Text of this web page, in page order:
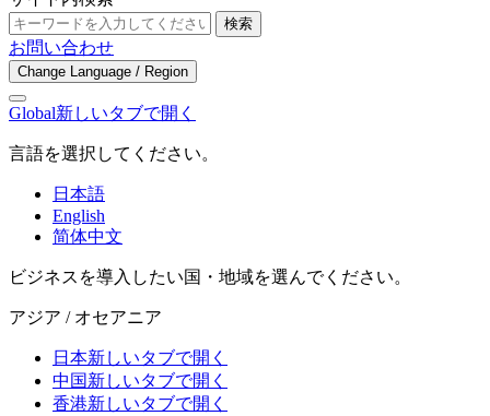
検索
お問い合わせ
Change Language / Region
Global新しいタブで開く
言語を選択してください。
日本語
English
简体中文
ビジネスを導入したい国・地域を選んでください。
アジア / オセアニア
日本新しいタブで開く
中国新しいタブで開く
香港新しいタブで開く